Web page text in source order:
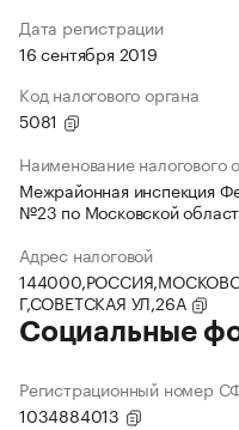
Дата регистрации
16 сентября 2019
Код налогового органа
5081
Наименование налогового
Межрайонная инспекция
№23 по Московской
Адрес налоговой
Г,СОВЕТСКАЯ УЛ,26А
Социальные
Регистрационный номер
1034884013